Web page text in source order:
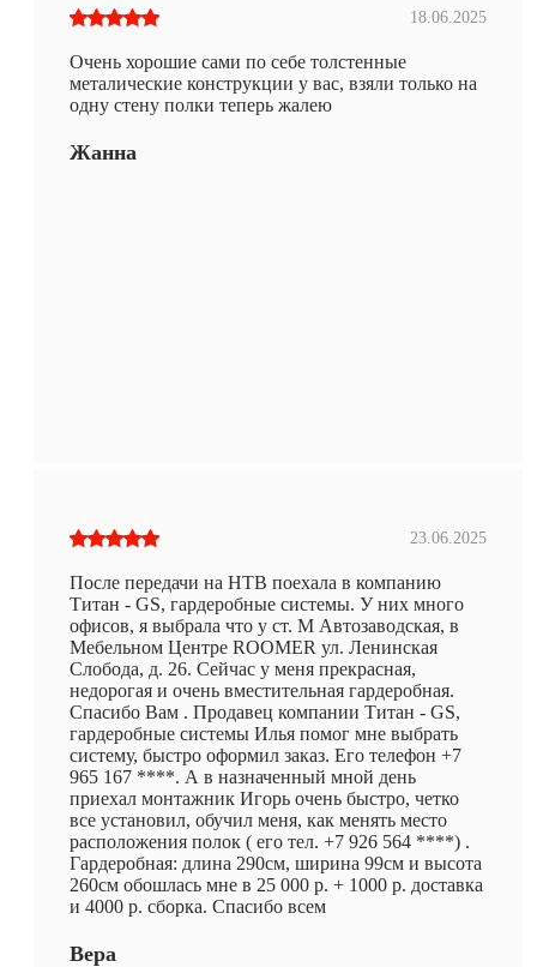
18.06.2025
Очень хорошие сами по себе толстенные
металические конструкции у вас, взяли только на
одну стену полки теперь жалею
Жанна
23.06.2025
После передачи на НТВ поехала в компанию
Титан - GS, гардеробные системы. У них много
офисов, я выбрала что у ст. М Автозаводская, в
Мебельном Центре ROOMER ул. Ленинская
Слобода, д. 26. Сейчас у меня прекрасная,
недорогая и очень вместительная гардеробная.
Спасибо Вам . Продавец компании Титан - GS,
гардеробные системы Илья помог мне выбрать
систему, быстро оформил заказ. Его телефон +7
965 167 ****. А в назначенный мной день
приехал монтажник Игорь очень быстро, четко
все установил, обучил меня, как менять место
расположения полок ( его тел. +7 926 564 ****) .
Гардеробная: длина 290см, ширина 99см и высота
260см обошлась мне в 25 000 р. + 1000 р. доставка
и 4000 р. сборка. Спасибо всем
Вера